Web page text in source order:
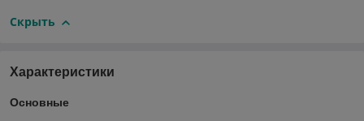
Скрыть
Характеристики
Основные